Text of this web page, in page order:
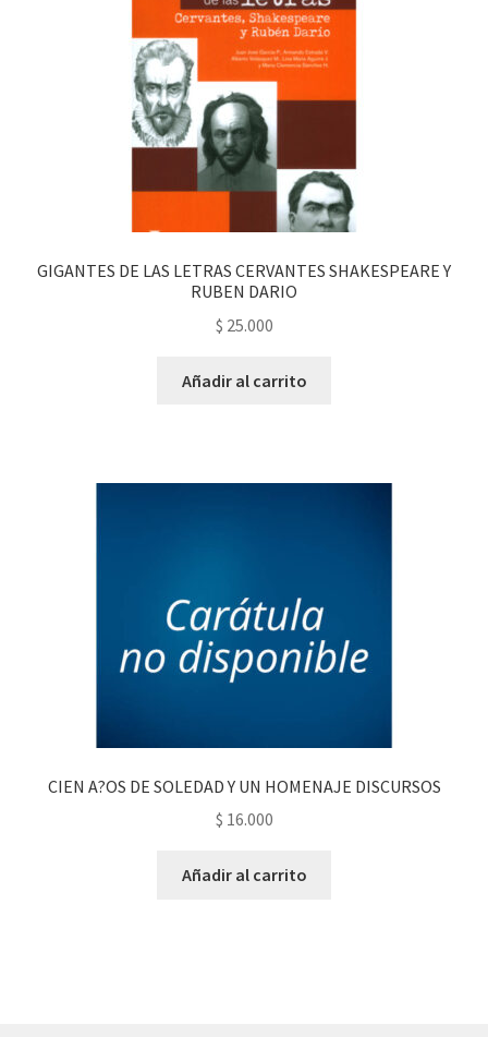
GIGANTES DE LAS LETRAS CERVANTES SHAKESPEARE Y
RUBEN DARIO
$ 25.000
Añadir al carrito
CIEN A?OS DE SOLEDAD Y UN HOMENAJE DISCURSOS
$ 16.000
Añadir al carrito